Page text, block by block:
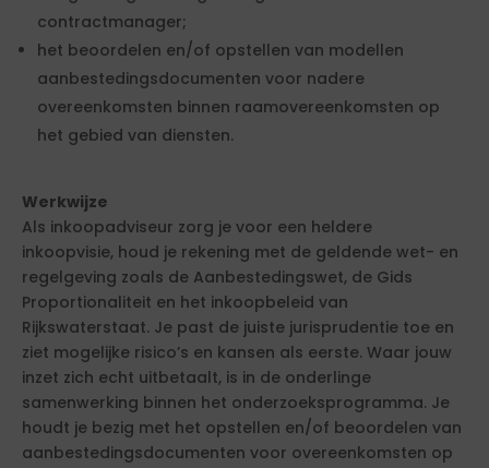
contractmanager;
het beoordelen en/of opstellen van modellen
aanbestedingsdocumenten voor nadere
overeenkomsten binnen raamovereenkomsten op
het gebied van diensten.
Werkwijze
Als inkoopadviseur zorg je voor een heldere
inkoopvisie, houd je rekening met de geldende wet- en
regelgeving zoals de Aanbestedingswet, de Gids
Proportionaliteit en het inkoopbeleid van
Rijkswaterstaat. Je past de juiste jurisprudentie toe en
ziet mogelijke risico’s en kansen als eerste. Waar jouw
inzet zich echt uitbetaalt, is in de onderlinge
samenwerking binnen het onderzoeksprogramma. Je
houdt je bezig met het opstellen en/of beoordelen van
aanbestedingsdocumenten voor overeenkomsten op